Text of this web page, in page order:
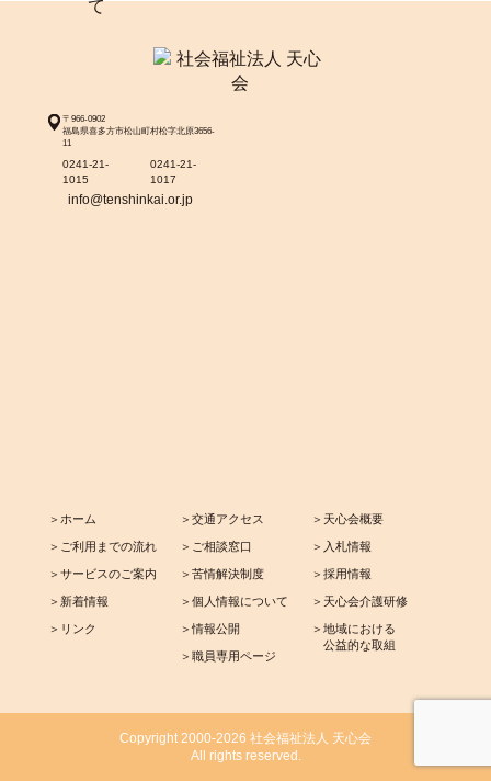
〒966-0902
福島県喜多方市松山町村松字北原3656-
11
0241-21-
1015
0241-21-
1017
info@tenshinkai.or.jp
＞ホーム
＞ご利用までの流れ
＞サービスのご案内
＞新着情報
＞リンク
＞交通アクセス
＞ご相談窓口
＞苦情解決制度
＞個人情報について
＞情報公開
＞職員専用ページ
＞天心会概要
＞入札情報
＞採用情報
＞天心会介護研修
＞地域における
公益的な取組
Copyright 2000-2026 社会福祉法人 天心会
All rights reserved.